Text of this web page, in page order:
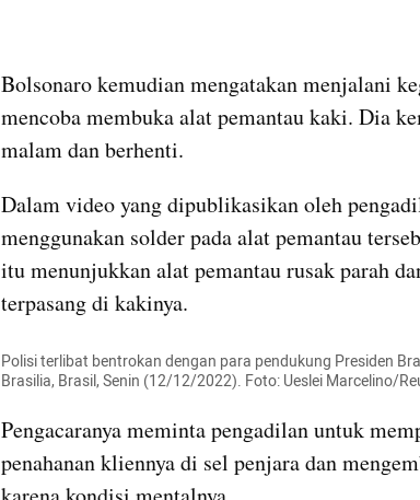
Bolsonaro kemudian mengatakan menjalani
mencoba membuka alat pemantau kaki. Dia
malam dan berhenti.
Dalam video yang dipublikasikan oleh
menggunakan solder pada alat pemantau
itu menunjukkan alat pemantau rusak parah
terpasang di kakinya.
Polisi terlibat bentrokan dengan para pendukung Presiden
Brasilia, Brasil, Senin (12/12/2022). Foto: Ueslei Marcelino/
Pengacaranya meminta pengadilan untuk
penahanan kliennya di sel penjara dan